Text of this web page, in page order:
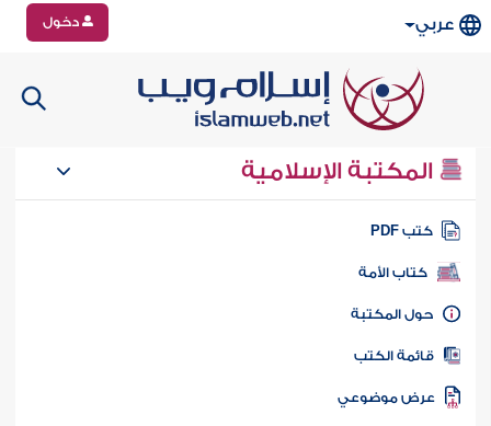
عربي دخول
المكتبة الإسلامية
كتب PDF
كتاب الأمة
المكتبة
الكتب